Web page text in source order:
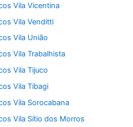
Vila Vicentina
Vila Venditti
Vila União
Vila Trabalhista
Vila Tijuco
Vila Tibagi
Vila Sorocabana
Vila Sítio dos Morros